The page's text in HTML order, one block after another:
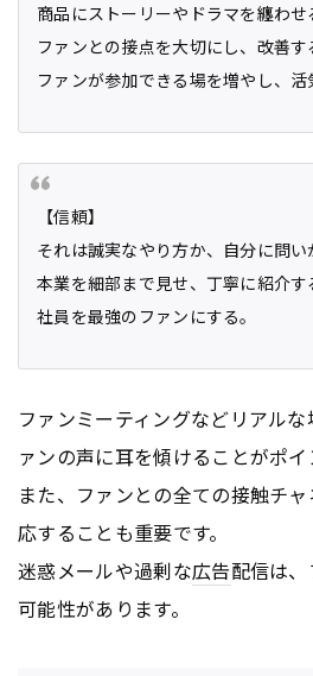
商品にストーリーやドラマを纏わせ
ファンとの接点を大切にし、改善す
ファンが参加できる場を増やし、活
【信頼】
それは誠実なやり方か、自分に問い
本業を細部まで見せ、丁寧に紹介す
社員を最強のファンにする。
ファンミーティングなどリアル
ァンの声に耳を傾けることがポイ
また、ファンとの全ての接触チ
応することも重要です。
迷惑メールや過剰な広告配信は
可能性があります。